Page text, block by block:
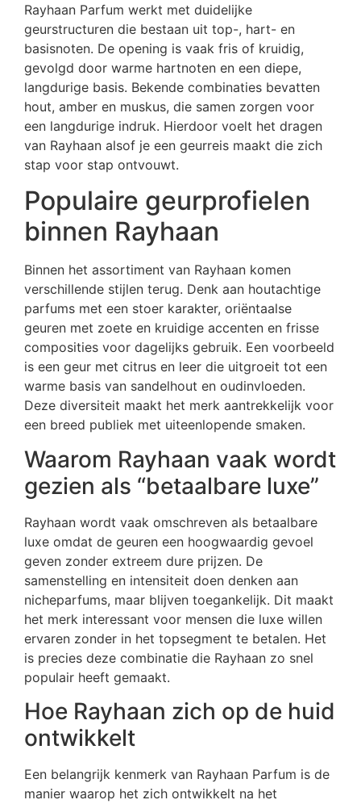
Rayhaan Parfum werkt met duidelijke
geurstructuren die bestaan uit top-, hart- en
basisnoten. De opening is vaak fris of kruidig,
gevolgd door warme hartnoten en een diepe,
langdurige basis. Bekende combinaties bevatten
hout, amber en muskus, die samen zorgen voor
een langdurige indruk. Hierdoor voelt het dragen
van Rayhaan alsof je een geurreis maakt die zich
stap voor stap ontvouwt.
Populaire geurprofielen
binnen Rayhaan
Binnen het assortiment van Rayhaan komen
verschillende stijlen terug. Denk aan houtachtige
parfums met een stoer karakter, oriëntaalse
geuren met zoete en kruidige accenten en frisse
composities voor dagelijks gebruik. Een voorbeeld
is een geur met citrus en leer die uitgroeit tot een
warme basis van sandelhout en oudinvloeden.
Deze diversiteit maakt het merk aantrekkelijk voor
een breed publiek met uiteenlopende smaken.
Waarom Rayhaan vaak wordt
gezien als “betaalbare luxe”
Rayhaan wordt vaak omschreven als betaalbare
luxe omdat de geuren een hoogwaardig gevoel
geven zonder extreem dure prijzen. De
samenstelling en intensiteit doen denken aan
nicheparfums, maar blijven toegankelijk. Dit maakt
het merk interessant voor mensen die luxe willen
ervaren zonder in het topsegment te betalen. Het
is precies deze combinatie die Rayhaan zo snel
populair heeft gemaakt.
Hoe Rayhaan zich op de huid
ontwikkelt
Een belangrijk kenmerk van Rayhaan Parfum is de
manier waarop het zich ontwikkelt na het